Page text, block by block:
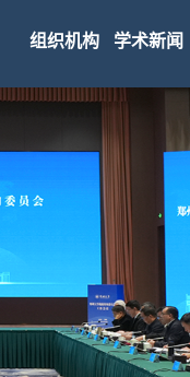
组织机构 学术新闻